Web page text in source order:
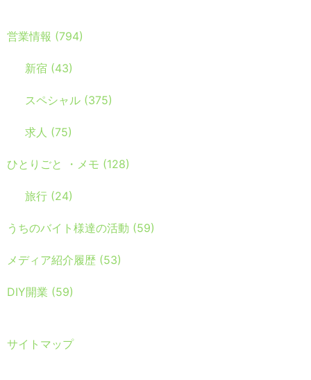
営業情報 (794)
新宿 (43)
スペシャル (375)
求人 (75)
ひとりごと ・メモ (128)
旅行 (24)
うちのバイト様達の活動 (59)
メディア紹介履歴 (53)
DIY開業 (59)
サイトマップ